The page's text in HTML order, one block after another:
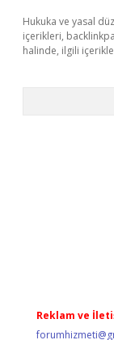
Hukuka ve yasal
içerikleri,
halinde, ilgili
Reklam ve